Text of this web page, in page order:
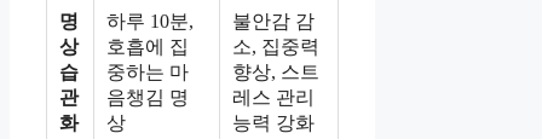
명
상
습
관
화
하루 10분,
호흡에 집
중하는 마
음챙김 명
상
불안감 감
소, 집중력
향상, 스트
레스 관리
능력 강화